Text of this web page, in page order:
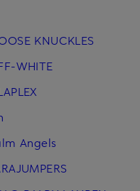
KNUCKLES
WHITE
Angels